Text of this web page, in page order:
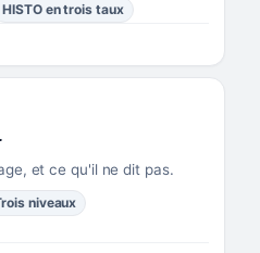
HISTO en trois taux
et ce qu'il ne dit pas.
niveaux